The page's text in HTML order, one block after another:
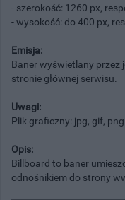
- szerokość: 1260 px,
- wysokość: do 400 px,
Emisja:
Baner wyświetlany przez
stronie głównej serwisu.
Uwagi:
Plik graficzny: jpg, gif,
Opis:
Billboard to baner
odnośnikiem do strony